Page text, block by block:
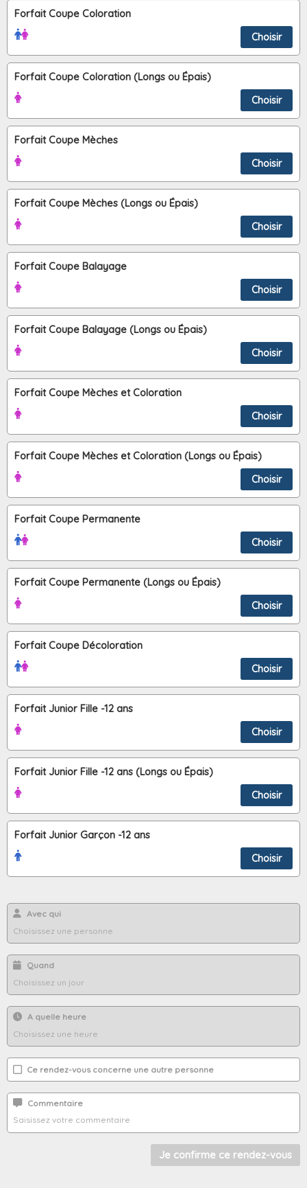
Forfait Coupe Coloration
Choisir
Forfait Coupe Coloration (Longs ou Épais)
Choisir
Forfait Coupe Mèches
Choisir
Forfait Coupe Mèches (Longs ou Épais)
Choisir
Forfait Coupe Balayage
Choisir
Forfait Coupe Balayage (Longs ou Épais)
Choisir
Forfait Coupe Mèches et Coloration
Choisir
Forfait Coupe Mèches et Coloration (Longs ou Épais)
Choisir
Forfait Coupe Permanente
Choisir
Forfait Coupe Permanente (Longs ou Épais)
Choisir
Forfait Coupe Décoloration
Choisir
Forfait Junior Fille -12 ans
Choisir
Forfait Junior Fille -12 ans (Longs ou Épais)
Choisir
Forfait Junior Garçon -12 ans
Choisir
Avec qui
Quand
A quelle heure
Ce rendez-vous concerne une autre personne
Commentaire